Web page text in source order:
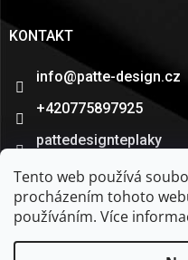
Tento web používá
procházením tohoto
používáním. Více
KONTAKT
info@patte-design.cz
+420775897925
pattedesignteplaky
patte_design